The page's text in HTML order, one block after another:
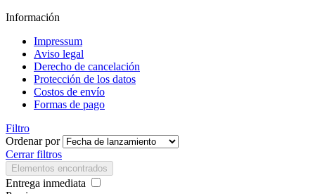
Información
Impressum
Aviso legal
Derecho de cancelación
Protección de los datos
Costos de envío
Formas de pago
Filtro
Ordenar por
Cerrar filtros
Elementos encontrados
Entrega inmediata